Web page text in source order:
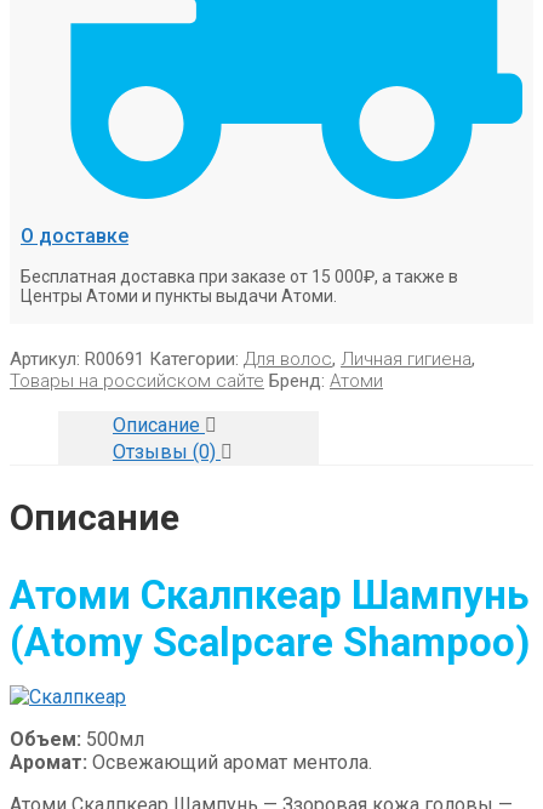
О доставке
Бесплатная доставка при заказе от 15 000₽, а также в
Центры Атоми и пункты выдачи Атоми.
Артикул: R00691 Категории: Для волос, Личная гигиена,
Товары на российском сайте Бренд: Атоми
Описание
Отзывы (0)
Описание
Атоми Скалпкеар Шампунь
(Atomy Scalpcare Shampoo)
Объем: 500мл
Аромат: Освежающий аромат ментола.